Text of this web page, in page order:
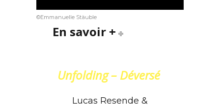
©Emmanuelle Stäuble
En savoir +
Unfolding – Déversé
Lucas Resende &